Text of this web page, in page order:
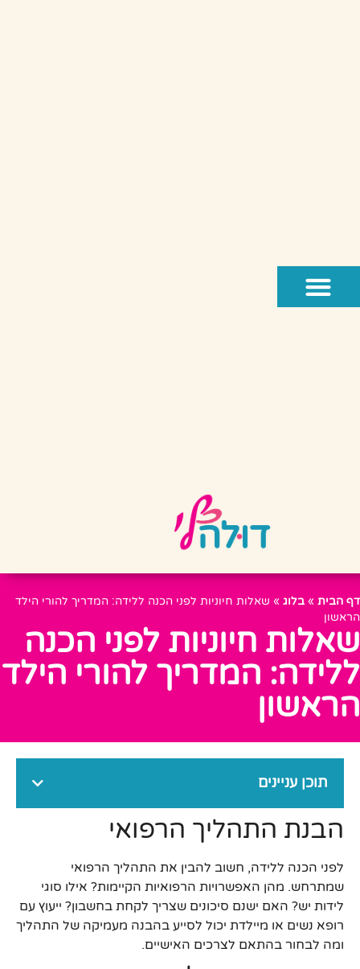
דף הבית » בלוג » שאלות חיוניות לפני הכנה ללידה: המדריך להורי הילד
הראשון
שאלות חיוניות לפני הכנה
ללידה: המדריך להורי הילד
הראשון
תוכן עניינים
הבנת התהליך הרפואי
לפני הכנה ללידה, חשוב להבין את התהליך הרפואי
שמתרחש. מהן האפשרויות הרפואיות הקיימות? אילו סוגי
לידות יש? האם ישנם סיכונים שצריך לקחת בחשבון? ייעוץ עם
רופא נשים או מיילדת יכול לסייע בהבנה מעמיקה של התהליך
ומה לבחור בהתאם לצרכים האישיים.